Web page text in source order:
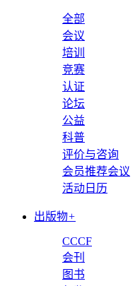
全部
会议
培训
竞赛
认证
论坛
公益
科普
评价与咨询
会员推荐会议
活动日历
出版物+
CCCF
会刊
图书